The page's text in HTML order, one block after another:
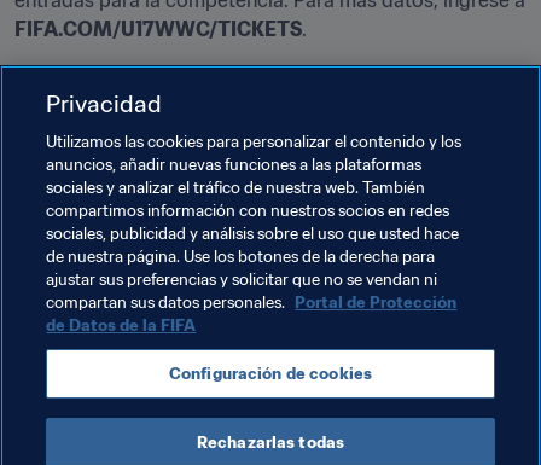
FIFA.COM/U17WWC/TICKETS.
Mundial Femenina Sub-17 de la FIFA Uruguay 2018, por
favor visite el sitio oficial en
es.fifa.com/u17womensworldcup
Documentos Relacionados
Temas relacionados
Copa Mundial Femenina Sub-17 de la FIFA Uruguay
2018
Privacidad
Utilizamos las cookies para personalizar el contenido y los
anuncios, añadir nuevas funciones a las plataformas
sociales y analizar el tráfico de nuestra web. También
compartimos información con nuestros socios en redes
sociales, publicidad y análisis sobre el uso que usted hace
de nuestra página. Use los botones de la derecha para
ajustar sus preferencias y solicitar que no se vendan ni
compartan sus datos personales. Portal de Protección
de Datos de la FIFA
Configuración de cookies
Rechazarlas todas